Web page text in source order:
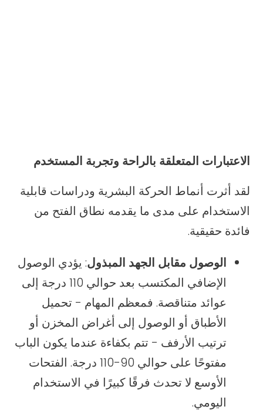
الاعتبارات المتعلقة بالراحة وتجربة المستخدم
لقد أثرت أنماط الحركة البشرية ودراسات قابلية
الاستخدام على مدى ما يقدمه نطاق الفتح من
فائدة حقيقية.
الوصول مقابل الجهد المبذول: يؤدي الوصول
الإضافي المكتسب بعد حوالي 110 درجة إلى
عوائد متناقصة. فمعظم المهام - تحميل
الأطباق أو الوصول إلى أغراض المخزن أو
ترتيب الأرفف - تتم بكفاءة عندما يكون الباب
مفتوحًا على حوالي 90-110 درجة. الفتحات
الأوسع لا تحدث فرقًا كبيرًا في الاستخدام
اليومي.